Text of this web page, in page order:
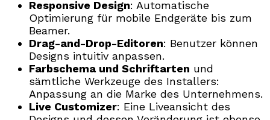
Responsive Design: Automatische
Optimierung für mobile Endgeräte bis zum
Beamer.
Drag-and-Drop-Editoren: Benutzer können
Designs intuitiv anpassen.
Farbschema und Schriftarten und
sämtliche Werkzeuge des Installers:
Anpassung an die Marke des Unternehmens.
Live Customizer: Eine Liveansicht des